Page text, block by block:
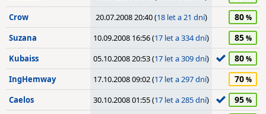
Crow 20.07.2008 20:40 (18 let a 21 dní) 80
Suzana 10.09.2008 16:56 (17 let a 334 dní) 85
Kubaiss 05.10.2008 20:53 (17 let a 309 dní) 80
IngHemway 17.10.2008 09:02 (17 let a 297 dní) 70
Caelos 30.10.2008 01:55 (17 let a 285 dní) 95